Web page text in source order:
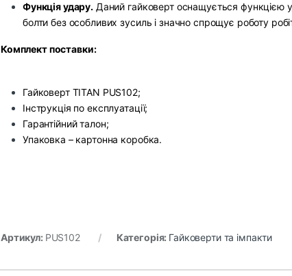
Функція удару. Даний гайковерт оснащується функцією
болти без особливих зусиль і значно спрощує роботу
Комплект поставки:
Гайковерт TITAN PUS102;
Інструкція по експлуатації;
Гарантійний талон;
Упаковка – картонна коробка.
Артикул: PUS102 Категорія: Гайковерти та імпакти